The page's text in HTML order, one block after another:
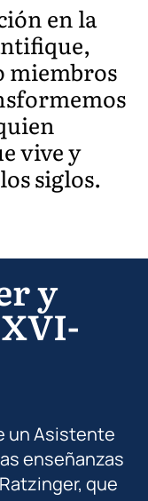
en la
miembros
vive y
siglos.
y
un Asistente
enseñanzas
que